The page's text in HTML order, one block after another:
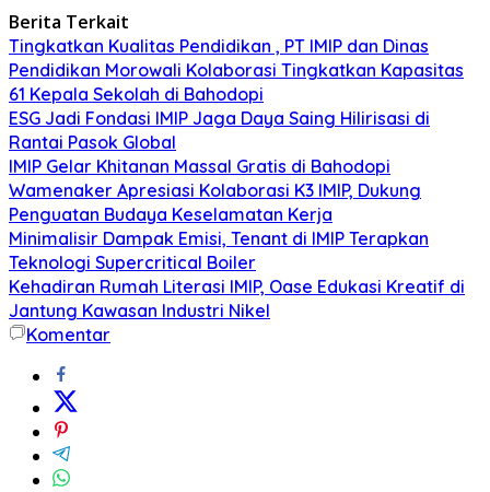
Berita Terkait
Tingkatkan Kualitas Pendidikan , PT IMIP dan Dinas
Pendidikan Morowali Kolaborasi Tingkatkan Kapasitas
61 Kepala Sekolah di Bahodopi
ESG Jadi Fondasi IMIP Jaga Daya Saing Hilirisasi di
Rantai Pasok Global
IMIP Gelar Khitanan Massal Gratis di Bahodopi
Wamenaker Apresiasi Kolaborasi K3 IMIP, Dukung
Penguatan Budaya Keselamatan Kerja
Minimalisir Dampak Emisi, Tenant di IMIP Terapkan
Teknologi Supercritical Boiler
Kehadiran Rumah Literasi IMIP, Oase Edukasi Kreatif di
Jantung Kawasan Industri Nikel
Komentar